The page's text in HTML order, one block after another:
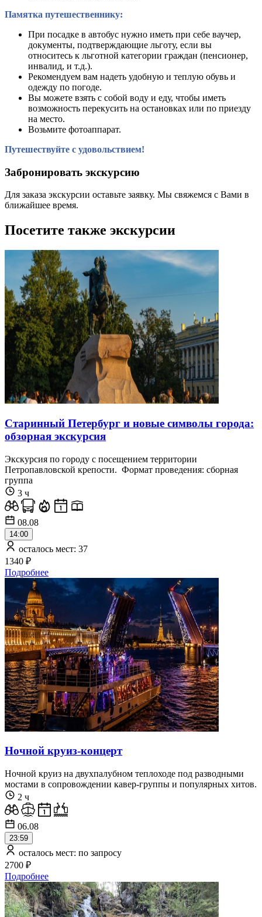
Памятка путешественнику:
При посадке в автобус нужно иметь при себе ваучер,
документы, подтверждающие льготу, если вы
относитесь к льготной категории граждан (пенсионер,
инвалид, и т.д.).
Рекомендуем вам надеть удобную и теплую обувь и
одежду по погоде.
Вы можете взять с собой воду и еду, чтобы иметь
возможность перекусить на остановках или по приезду
на место.
Возьмите фотоаппарат.
Путешествуйте с удовольствием!
Забронировать экскурсию
Для заказа экскурсии оставьте заявку. Мы свяжемся с Вами в
ближайшее время.
Посетите также экскурсии
Старинный Петербург и новые символы города:
обзорная экскурсия
Экскурсия по городу с посещением территории
Петропавловской крепости. Формат проведения: сборная
группа
3 ч
08.08
14:00
осталось мест: 37
1340 ₽
Подробнее
Ночной круиз-концерт
Ночной круиз на двухпалубном теплоходе под разводными
мостами в сопровождении кавер-группы и популярных хитов.
2 ч
06.08
23:59
осталось мест: по запросу
2700 ₽
Подробнее